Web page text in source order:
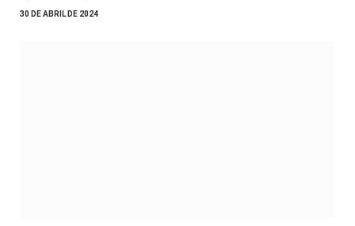
30 DE ABRIL DE 2024